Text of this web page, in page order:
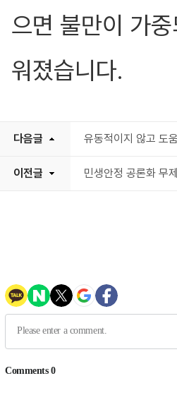
으면 불만이 가
워졌습니다.
다음글 유동적이지 않고 도
이전글 민생안정 공론화 무